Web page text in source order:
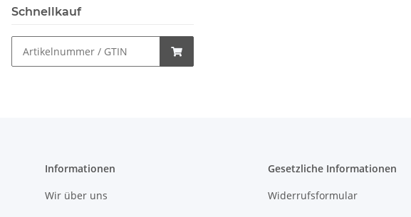
Schnellkauf
Informationen
Wir über uns
Gesetzliche Informationen
Widerrufsformular